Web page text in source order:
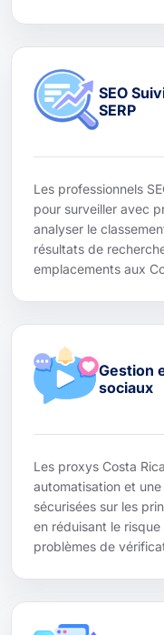
SEO
SERP
Les professionnels
pour surveiller avec
analyser le
résultats de
emplacements aux
Gestion
sociaux
Les proxys Costa
automatisation et
sécurisées sur les
en réduisant le
problèmes de